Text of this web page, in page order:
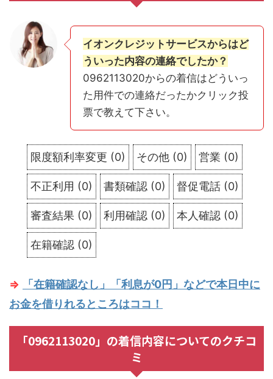
イオンクレジットサービスからはど
ういった内容の連絡でしたか？
0962113020からの着信はどういっ
た用件での連絡だったかクリック投
票で教えて下さい。
限度額利率変更 (0) その他 (0) 営業 (0)
不正利用 (0) 書類確認 (0) 督促電話 (0)
審査結果 (0) 利用確認 (0) 本人確認 (0)
在籍確認 (0)
⇒
「在籍確認なし」「利息が0円」などで本日中に
お金を借りれるところはココ！
「0962113020」の着信内容についてのクチコ
ミ